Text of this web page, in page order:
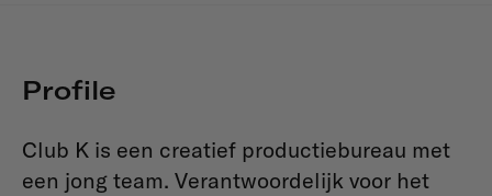
Profile
Club K is een creatief productiebureau met
een jong team. Verantwoordelijk voor het